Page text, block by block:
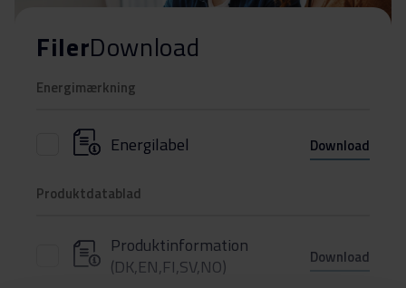
FilerDownload
Energimærkning
Energilabel Download
Produktdatablad
Produktinformation
(DK,EN,FI,SV,NO)
Download